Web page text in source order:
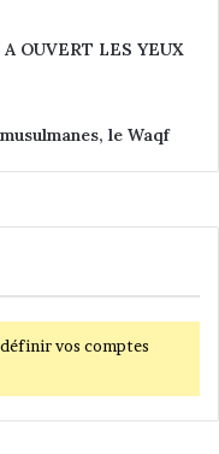
OUVERT LES YEUX
le Waqf
vos comptes